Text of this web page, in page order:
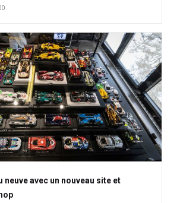
neuve avec un nouveau site et